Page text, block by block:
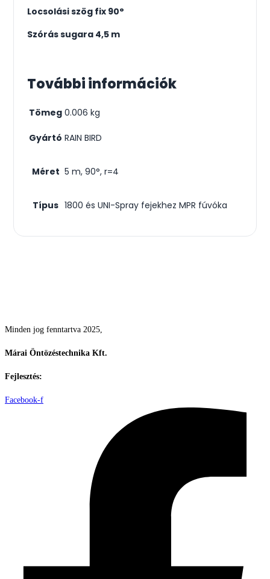
Locsolási szög fix 90°
Szórás sugara 4,5 m
További információk
Tömeg 0.006 kg
Gyártó RAIN BIRD
Méret 5 m, 90°, r=4
Típus 1800 és UNI-Spray fejekhez MPR fúvóka
Minden jog fenntartva 2025,
Márai Öntözéstechnika Kft.
Fejlesztés:
Facebook-f